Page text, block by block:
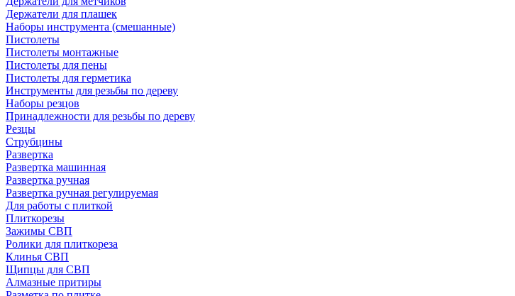
Держатели для плашек
Наборы инструмента (смешанные)
Пистолеты
Пистолеты монтажные
Пистолеты для пены
Пистолеты для герметика
Инструменты для резьбы по дереву
Наборы резцов
Принадлежности для резьбы по дереву
Резцы
Струбцины
Развертка
Развертка машинная
Развертка ручная
Развертка ручная регулируемая
Для работы с плиткой
Плиткорезы
Зажимы СВП
Ролики для плиткореза
Клинья СВП
Щипцы для СВП
Алмазные притиры